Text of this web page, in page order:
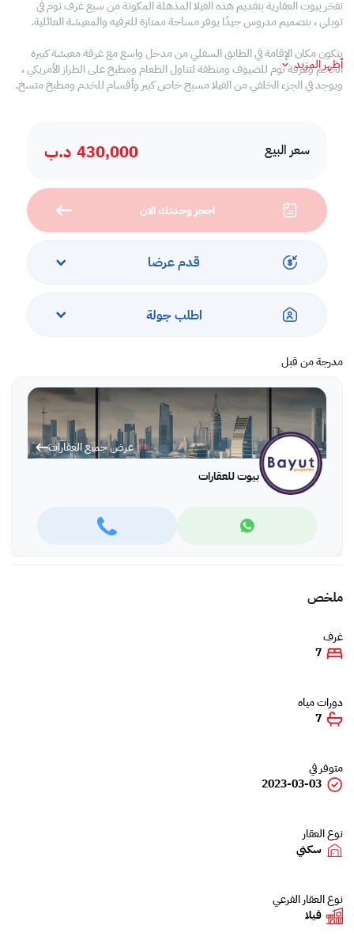
سعر البيع 430,000 د.ب
احجز وحدتك الان
قدم عرضا
اطلب جولة
مدرجة من قبل
عرض جميع العقارات
بيوت للعقارات
تفخر بيوت العقارية بتقديم هذه الفيلا المذهلة المكونة من سبع غرف نوم في
توبلي ، بتصميم مدروس جيدًا يوفر مساحة ممتازة للترفيه والمعيشة العائلية.
يتكون مكان الإقامة في الطابق السفلي من مدخل واسع مع غرفة معيشة كبيرة
الحجم وغرفة نوم للضيوف ومنطقة لتناول الطعام ومطبخ على الطراز الأمريكي ،
ويوجد في الجزء الخلفي من الفيلا مسبح خاص كبير وأقسام للخدم ومطبخ متسخ.
يحتوي الطابق الثاني على ثلاث غرف نوم بحمامات داخلية وشرفة واسعة بالفعل.
- مسبح خاص
- مساحة الارض 1073 م 2
- مساحة مباني 790 م 2
أظهر المزيد
ملخص
غرف
7
دورات مياه
7
متوفر في
2023-03-03
نوع العقار
سكني
نوع العقار الفرعي
فيلا